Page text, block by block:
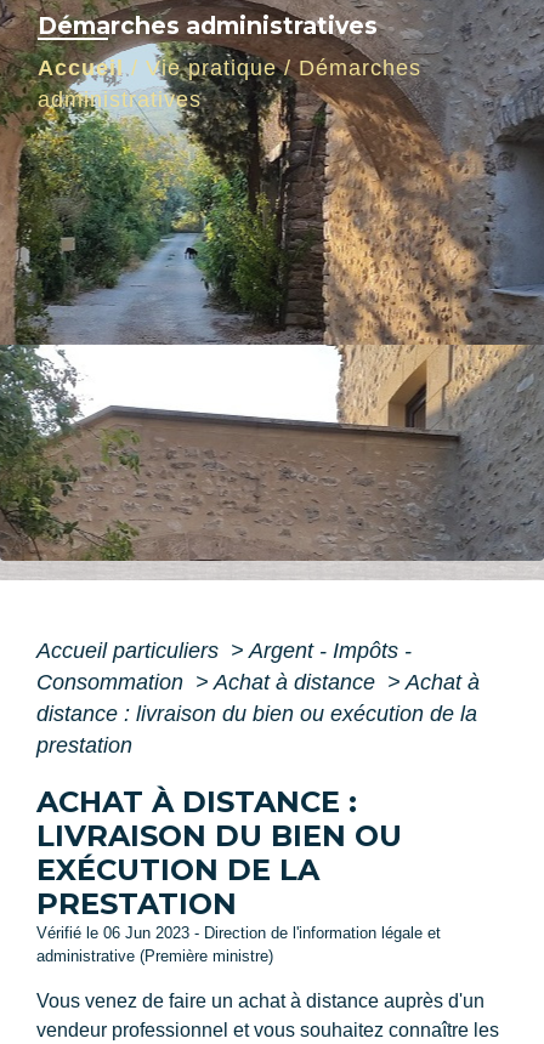
Démarches administratives
Accueil / Vie pratique/Démarches
administratives
Accueil particuliers > Argent - Impôts -
Consommation > Achat à distance > Achat à
distance : livraison du bien ou exécution de la
prestation
ACHAT À DISTANCE :
LIVRAISON DU BIEN OU
EXÉCUTION DE LA
PRESTATION
Vérifié le 06 Jun 2023 - Direction de l'information légale et
administrative (Première ministre)
Vous venez de faire un achat à distance auprès d'un
vendeur professionnel et vous souhaitez connaître les